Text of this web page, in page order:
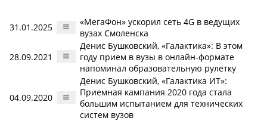
31.01.2025
«МегаФон» ускорил сеть 4G в ведущих
вузах Смоленска
28.09.2021
Денис Бушковский, «Галактика»: В этом
году прием в вузы в онлайн-формате
напоминал образовательную рулетку
04.09.2020
Денис Бушковский, «Галактика ИТ»:
Приемная кампания 2020 года стала
большим испытанием для технических
систем вузов